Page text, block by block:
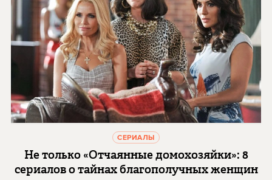
СЕРИАЛЫ
Не только «Отчаянные домохозяйки»: 8
сериалов о тайнах благополучных женщин